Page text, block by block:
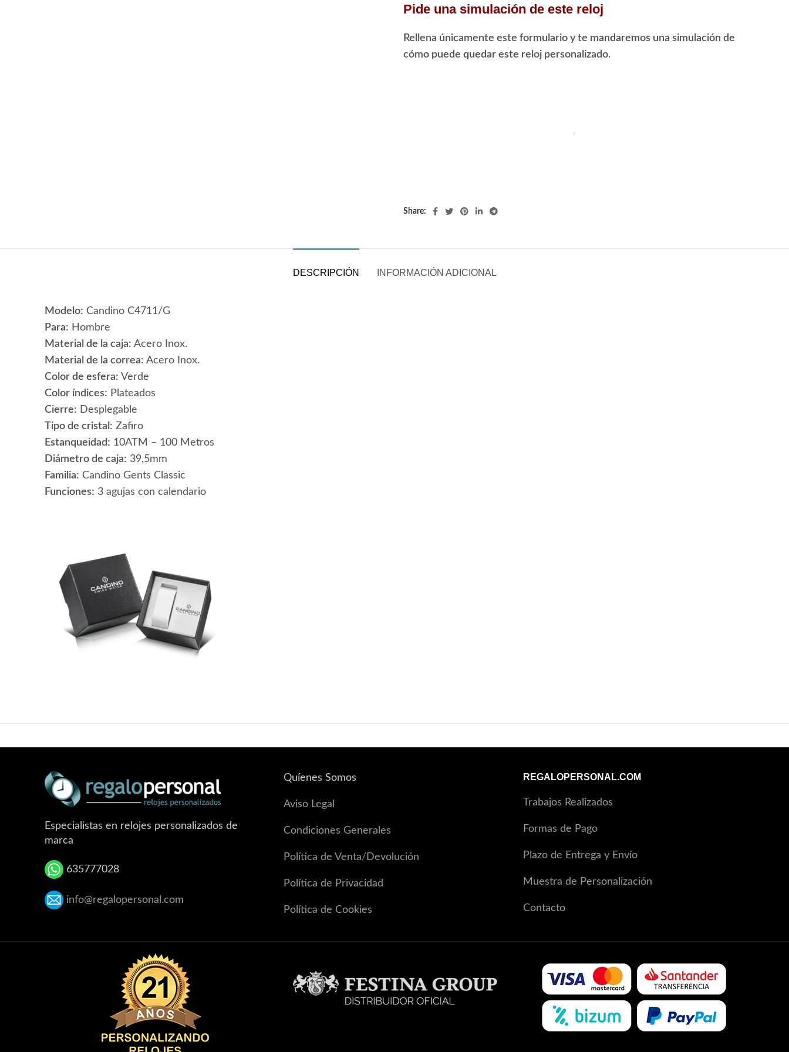
Pide una simulación de este reloj
Rellena únicamente este formulario y te mandaremos una simulación de
cómo puede quedar este reloj personalizado.
Share
DESCRIPCIÓN INFORMACIÓN ADICIONAL
Modelo: Candino C4711/G
Para: Hombre
Material de la caja: Acero Inox.
Material de la correa: Acero Inox.
Color de esfera: Verde
Color índices: Plateados
Cierre: Desplegable
Tipo de cristal: Zafiro
Estanqueidad: 10ATM – 100 Metros
Diámetro de caja: 39,5mm
Familia: Candino Gents Classic
Funciones: 3 agujas con calendario
Especialistas en relojes personalizados de
marca
635777028
info@regalopersonal.com
Quíenes Somos
Aviso Legal
Condiciones Generales
Política de Venta/Devolución
Política de Privacidad
Política de Cookies
REGALOPERSONAL.COM
Trabajos Realizados
Formas de Pago
Plazo de Entrega y Envío
Muestra de Personalización
Contacto